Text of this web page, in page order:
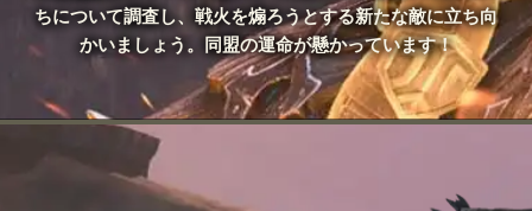
ちについて調査し、戦火を煽ろうとする新たな敵に立ち向
かいましょう。同盟の運命が懸かっています！